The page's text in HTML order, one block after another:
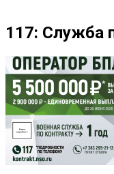
117: Служба